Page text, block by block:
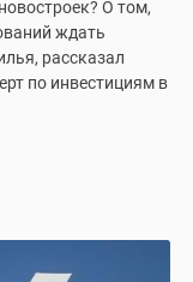
О том,
ждать
рассказал
по инвестициям в